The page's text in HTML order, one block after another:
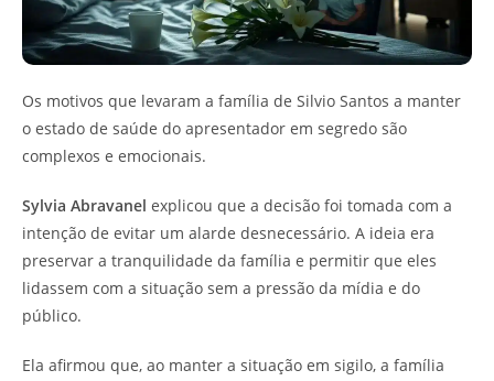
Os motivos que levaram a família de Silvio Santos a manter
o estado de saúde do apresentador em segredo são
complexos e emocionais.
Sylvia Abravanel explicou que a decisão foi tomada com a
intenção de evitar um alarde desnecessário. A ideia era
preservar a tranquilidade da família e permitir que eles
lidassem com a situação sem a pressão da mídia e do
público.
Ela afirmou que, ao manter a situação em sigilo, a família